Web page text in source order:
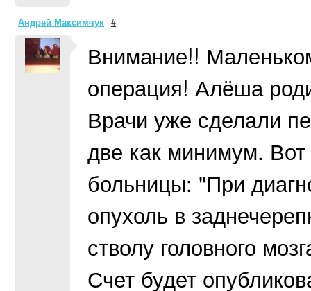
Андрей Максимчук #
Внимание!!
операция! Алёша
Врачи уже сделали
две как минимум. Вот
больницы: "При
опухоль в
стволу головного
Счет будет